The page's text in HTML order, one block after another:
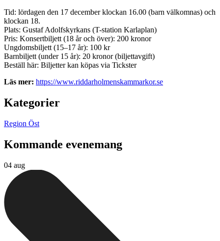
Tid: lördagen den 17 december klockan 16.00 (barn välkomnas) och
klockan 18.
Plats: Gustaf Adolfskyrkans (T-station Karlaplan)
Pris: Konsertbiljett (18 år och över): 200 kronor
Ungdomsbiljett (15–17 år): 100 kr
Barnbiljett (under 15 år): 20 kronor (biljettavgift)
Beställ här: Biljetter kan köpas via Tickster
Läs mer: https://www.riddarholmenskammarkor.se
Kategorier
Region Öst
Kommande evenemang
04 aug